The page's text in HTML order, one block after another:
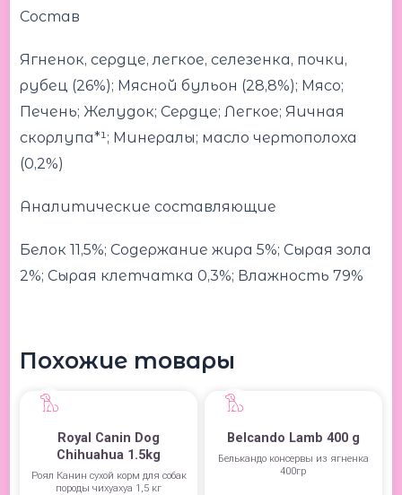
Состав
Ягненок, сердце, легкое, селезенка, почки,
рубец (26%); Мясной бульон (28,8%); Мясо;
Печень; Желудок; Сердце; Легкое; Яичная
скорлупа*¹; Минералы; масло чертополоха
(0,2%)
Аналитические составляющие
Белок 11,5%; Содержание жира 5%; Сырая зола
2%; Сырая клетчатка 0,3%; Влажность 79%
Похожие товары
Royal Canin Dog
Chihuahua 1.5kg
Роял Канин сухой корм для собак
породы чихуахуа 1,5 кг
Belcando Lamb 400 g
Белькандо консервы из ягненка
400гр